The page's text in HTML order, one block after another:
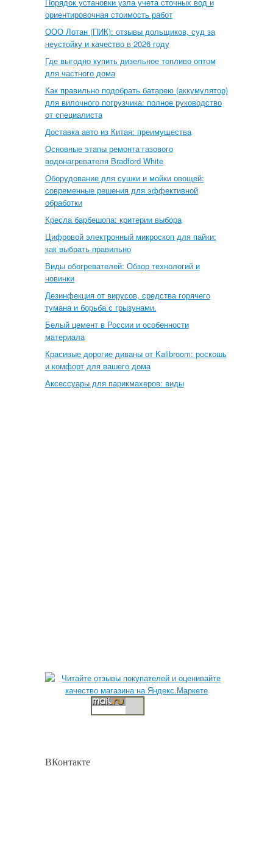
ориентировочная стоимость работ
ООО Лотан (ПИК): отзывы дольщиков, суд за
неустойку и качество в 2026 году
Где выгодно купить дизельное топливо оптом
для частного дома
Как правильно подобрать батарею (аккумулятор)
для вилочного погрузчика: полное руководство
от специалиста
Доставка авто из Китая: преимущества
Основные этапы ремонта газового
водонагревателя Bradford White
Оборудование для сушки и мойки овощей:
современные решения для эффективной
обработки
Кресла барбешопа: критерии выбора
Цифровой электронный микроскоп для пайки:
как выбрать правильно
Виды обогревателей: Обзор технологий и
новинки
Дезинфекция от вирусов, средства горячего
тумана и борьба с грызунами.
Белый цемент в России и особенности
материала
Красивые дорогие диваны от Kalibroom: роскошь
и комфорт для вашего дома
Аксессуары для парикмахеров: виды
ВКонтакте